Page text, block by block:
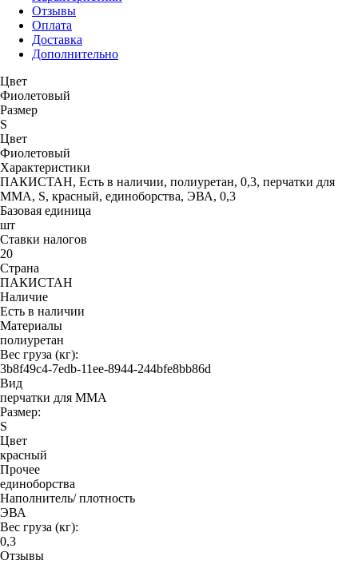
Отзывы
Оплата
Доставка
Дополнительно
Цвет
Фиолетовый
Размер
S
Цвет
Фиолетовый
Характеристики
ПАКИСТАН, Есть в наличии, полиуретан, 0,3, перчатки для
MMA, S, красный, единоборства, ЭВА, 0,3
Базовая единица
шт
Ставки налогов
20
Страна
ПАКИСТАН
Наличие
Есть в наличии
Материалы
полиуретан
Вес груза (кг):
3b8f49c4-7edb-11ee-8944-244bfe8bb86d
Вид
перчатки для MMA
Размер:
S
Цвет
красный
Прочее
единоборства
Наполнитель/ плотность
ЭВА
Вес груза (кг):
0,3
Отзывы